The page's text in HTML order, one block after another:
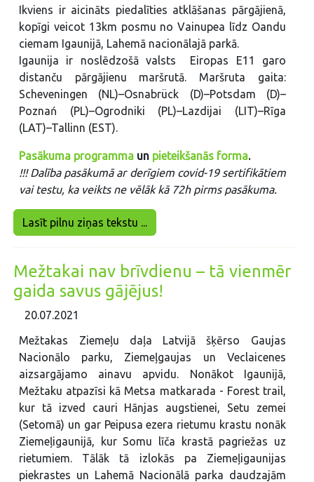
Ikviens ir aicināts piedalīties atklāšanas pārgājienā,
kopīgi veicot 13km posmu no Vainupea līdz Oandu
ciemam Igaunijā, Lahemā nacionālajā parkā.
Igaunija ir noslēdzošā valsts Eiropas E11 garo
distanču pārgājienu maršrutā. Maršruta gaita:
Scheveningen (NL)–Osnabrück (D)–Potsdam (D)–
Poznań (PL)–Ogrodniki (PL)–Lazdijai (LIT)–Rīga
(LAT)–Tallinn (EST).
Pasākuma programma un pieteikšanās forma.
!!! Dalība pasākumā ar derīgiem covid-19 sertifikātiem
vai testu, ka veikts ne vēlāk kā 72h pirms pasākuma.
Lasīt pilnu ziņas tekstu ...
Mežtakai nav brīvdienu – tā vienmēr
gaida savus gājējus!
20.07.2021
Mežtakas Ziemeļu daļa Latvijā šķērso Gaujas
Nacionālo parku, Ziemeļgaujas un Veclaicenes
aizsargājamo ainavu apvidu. Nonākot Igaunijā,
Mežtaku atpazīsi kā Metsa matkarada - Forest trail,
kur tā izved cauri Hānjas augstienei, Setu zemei
(Setomā) un gar Peipusa ezera rietumu krastu nonāk
Ziemeļigaunijā, kur Somu līča krastā pagriežas uz
rietumiem. Tālāk tā izlokās pa Ziemeļigaunijas
piekrastes un Lahemā Nacionālā parka daudzajām